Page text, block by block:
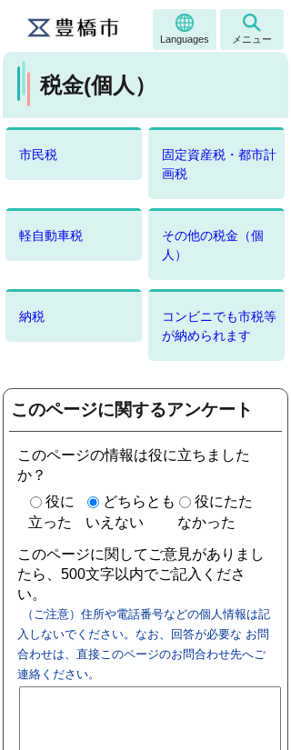
Languages メニュー
税金(個人）
市民税
固定資産税・都市計
画税
軽自動車税
その他の税金（個
人）
納税
コンビニでも市税等
が納められます
このページに関するアンケート
このページの情報は役に立ちました
か？
役に
立った
どちらとも
いえない
役にたた
なかった
このページに関してご意見がありまし
たら、500文字以内でご記入くださ
い。
（ご注意）住所や電話番号などの個人情報は記
入しないでください。なお、回答が必要な お問
合わせは、直接このページのお問合わせ先へご
連絡ください。